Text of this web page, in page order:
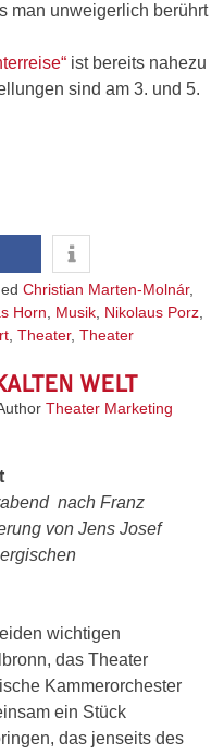
man unweigerlich berührt
ist bereits nahezu
sind am 3. und 5.
Christian Marten-Molnár,
Horn, Musik, Nikolaus Porz,
, Theater, Theater
WELT
Theater Marketing
nach Franz
von Jens Josef
wichtigen
das Theater
Kammerorchester
ein Stück
das jenseits des